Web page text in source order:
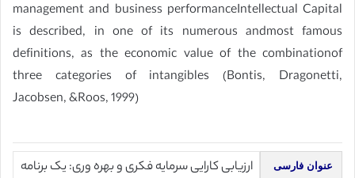
management and business performanceIntellectual Capital
is described, in one of its numerous andmost famous
definitions, as the economic value of the combinationof
three categories of intangibles (Bontis, Dragonetti,
Jacobsen, &Roos, 1999)
عنوان فارسی
ارزیابی کارایی سرمایه فکری و بهره وری: یک برنامه